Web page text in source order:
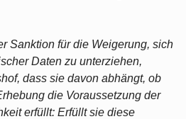
Sanktion für die Weigerung, sich
Daten zu unterziehen,
dass sie davon abhängt, ob
die Voraussetzung der
erfüllt: Erfüllt sie diese